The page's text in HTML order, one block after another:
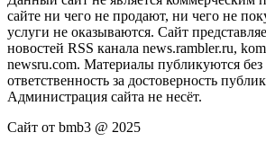
сайте ни чего не продают, ни чего не
услуги не оказываются. Сайт
новостей RSS канала news.rambler.ru,
newsru.com. Материалы публикуются без
ответственность за достоверность
Администрация сайта не несёт.
Сайт от bmb3 @ 2025